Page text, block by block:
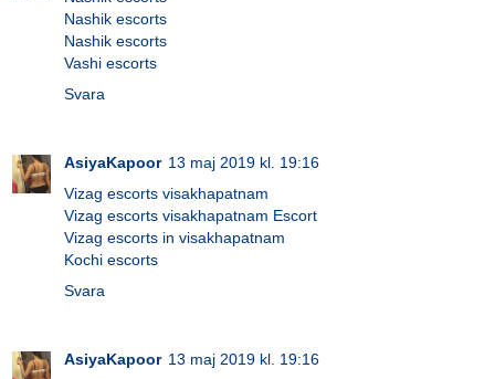
Nashik escorts
Nashik escorts
Vashi escorts
Svara
AsiyaKapoor 13 maj 2019 kl. 19:16
Vizag escorts visakhapatnam
Vizag escorts visakhapatnam Escort
Vizag escorts in visakhapatnam
Kochi escorts
Svara
AsiyaKapoor 13 maj 2019 kl. 19:16